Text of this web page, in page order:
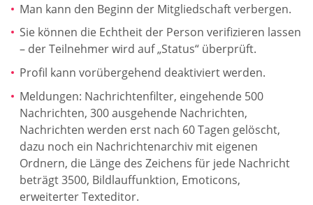
Man kann den Beginn der Mitgliedschaft verbergen.
Sie können die Echtheit der Person verifizieren lassen
– der Teilnehmer wird auf „Status“ überprüft.
Profil kann vorübergehend deaktiviert werden.
Meldungen: Nachrichtenfilter, eingehende 500
Nachrichten, 300 ausgehende Nachrichten,
Nachrichten werden erst nach 60 Tagen gelöscht,
dazu noch ein Nachrichtenarchiv mit eigenen
Ordnern, die Länge des Zeichens für jede Nachricht
beträgt 3500, Bildlauffunktion, Emoticons,
erweiterter Texteditor.